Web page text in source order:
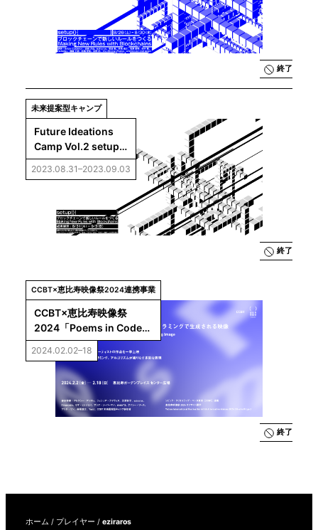
ルールをつく
終了
未来提案型キャンプ
Future Ideations
Camp Vol.2 setup()
成果展示
2023.08.31–2023.09.03
終了
CCBT×恵比寿映像祭2024連携事業
CCBT×恵比寿映像祭
2024「Poems in Code
——ジェネラティブ・アー
トの現在／プログラミング
で生成される映像」
2024.02.02–18
終了
ホーム / プレイヤー / eziraros